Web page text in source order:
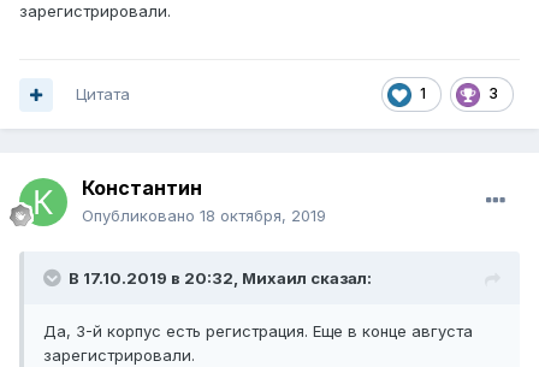
зарегистрировали.
1 3
Цитата
Константин
Опубликовано 18 октября, 2019
В 17.10.2019 в 20:32, Михаил сказал:
Да, 3-й корпус есть регистрация. Еще в конце августа
зарегистрировали.